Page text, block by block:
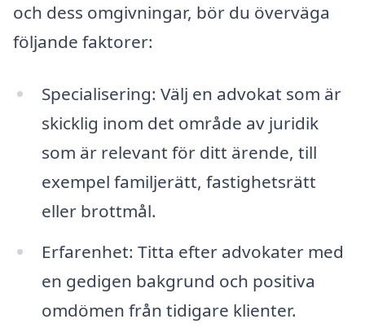
och dess omgivningar, bör du överväga
följande faktorer:
Specialisering: Välj en advokat som är
skicklig inom det område av juridik
som är relevant för ditt ärende, till
exempel familjerätt, fastighetsrätt
eller brottmål.
Erfarenhet: Titta efter advokater med
en gedigen bakgrund och positiva
omdömen från tidigare klienter.